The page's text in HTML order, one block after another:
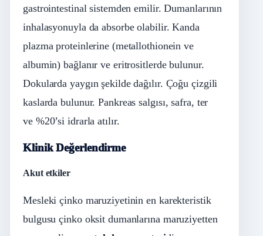
gastrointestinal sistemden emilir. Dumanlarının
inhalasyonuyla da absorbe olabilir. Kanda
plazma proteinlerine (metallothionein ve
albumin) bağlanır ve eritrositlerde bulunur.
Dokularda yaygın şekilde dağılır. Çoğu çizgili
kaslarda bulunur. Pankreas salgısı, safra, ter
ve %20’si idrarla atılır.
Klinik Değerlendirme
Akut etkiler
Mesleki çinko maruziyetinin en karekteristik
bulgusu çinko oksit dumanlarına maruziyetten